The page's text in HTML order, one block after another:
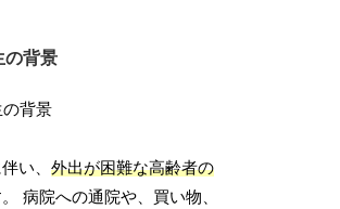
の背景
い、外出が困難な高齢者の
病院への通院や、買い物、